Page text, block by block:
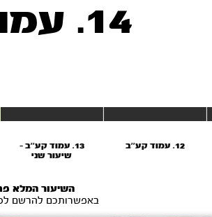
14. עמוד קע''ג
12. עמוד קע''ב
13. עמוד קע''ב -
שיעור שני
השיעור המלא
באפשרותכם להרשם